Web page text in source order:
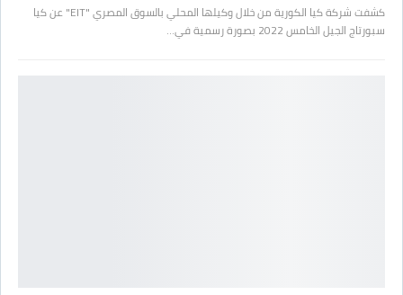
كشفت شركة كيا الكورية من خلال وكيلها المحلي بالسوق المصري "EIT" عن كيا
سبورتاج الجيل الخامس 2022 بصورة رسمية في…